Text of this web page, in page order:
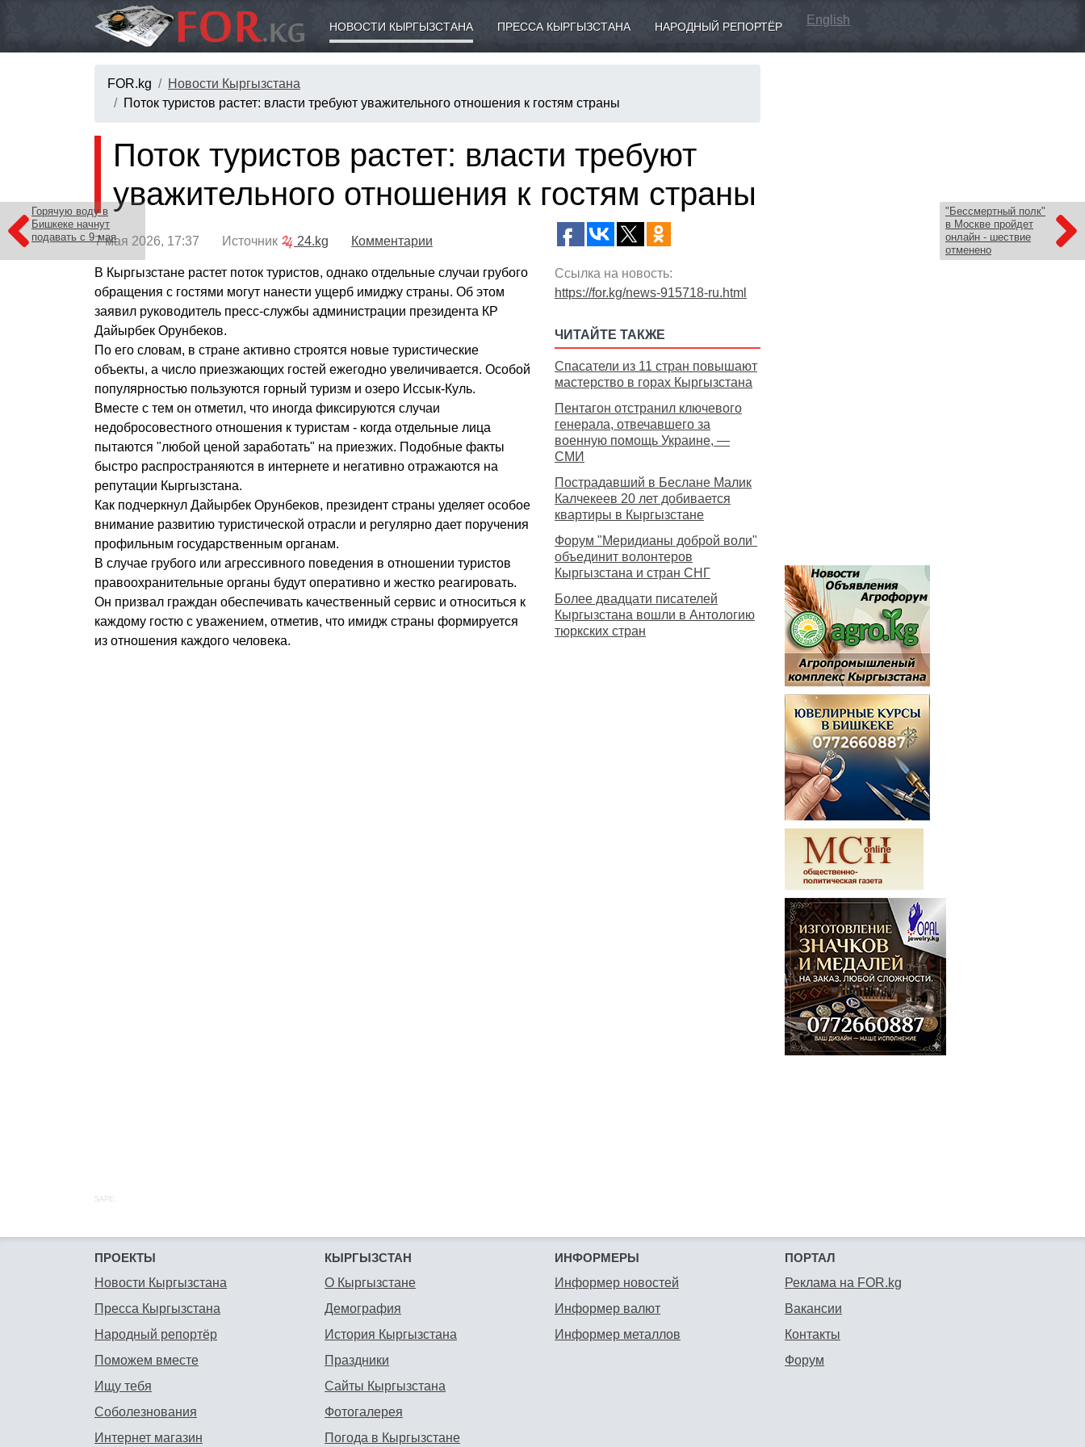
НОВОСТИ КЫРГЫЗСТАНА ПРЕССА КЫРГЫЗСТАНА НАРОДНЫЙ РЕПОРТЁР English
FOR.kg
Новости Кыргызстана
Поток туристов растет: власти требуют уважительного отношения к гостям страны
Горячую воду в
Бишкеке начнут
подавать с 9 мая
"Бессмертный полк"
в Москве пройдет
онлайн - шествие
отменено
Поток туристов растет: власти требуют
уважительного отношения к гостям страны
7 мая 2026, 17:37 Источник 24.kg Комментарии
В Кыргызстане растет поток туристов, однако отдельные случаи грубого
обращения с гостями могут нанести ущерб имиджу страны. Об этом
заявил руководитель пресс-службы администрации президента КР
Дайырбек Орунбеков.
По его словам, в стране активно строятся новые туристические
объекты, а число приезжающих гостей ежегодно увеличивается. Особой
популярностью пользуются горный туризм и озеро Иссык-Куль.
Вместе с тем он отметил, что иногда фиксируются случаи
недобросовестного отношения к туристам - когда отдельные лица
пытаются "любой ценой заработать" на приезжих. Подобные факты
быстро распространяются в интернете и негативно отражаются на
репутации Кыргызстана.
Как подчеркнул Дайырбек Орунбеков, президент страны уделяет особое
внимание развитию туристической отрасли и регулярно дает поручения
профильным государственным органам.
В случае грубого или агрессивного поведения в отношении туристов
правоохранительные органы будут оперативно и жестко реагировать.
Он призвал граждан обеспечивать качественный сервис и относиться к
каждому гостю с уважением, отметив, что имидж страны формируется
из отношения каждого человека.
Ссылка на новость:
https://for.kg/news-915718-ru.html
ЧИТАЙТЕ ТАКЖЕ
Спасатели из 11 стран повышают
мастерство в горах Кыргызстана
Пентагон отстранил ключевого
генерала, отвечавшего за
военную помощь Украине, —
СМИ
Пострадавший в Беслане Малик
Калчекеев 20 лет добивается
квартиры в Кыргызстане
Форум "Меридианы доброй воли"
объединит волонтеров
Кыргызстана и стран СНГ
Более двадцати писателей
Кыргызстана вошли в Антологию
тюркских стран
SAPE:
ПРОЕКТЫ
Новости Кыргызстана
Пресса Кыргызстана
Народный репортёр
Поможем вместе
Ищу тебя
Соболезнования
Интернет магазин
КЫРГЫЗСТАН
О Кыргызстане
Демография
История Кыргызстана
Праздники
Сайты Кыргызстана
Фотогалерея
Погода в Кыргызстане
ИНФОРМЕРЫ
Информер новостей
Информер валют
Информер металлов
ПОРТАЛ
Реклама на FOR.kg
Вакансии
Контакты
Форум